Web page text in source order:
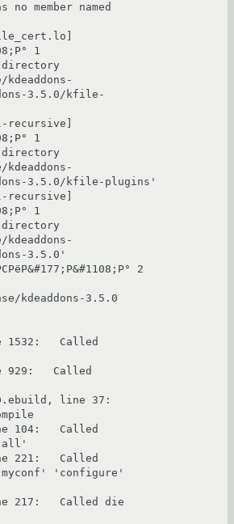
no member named
1
directory
3.5.0/kfile-
1
directory
3.5.0/kfile-plugins'
1
directory
3.5.0'
2
kdeaddons-3.5.0
'all'
'configure'